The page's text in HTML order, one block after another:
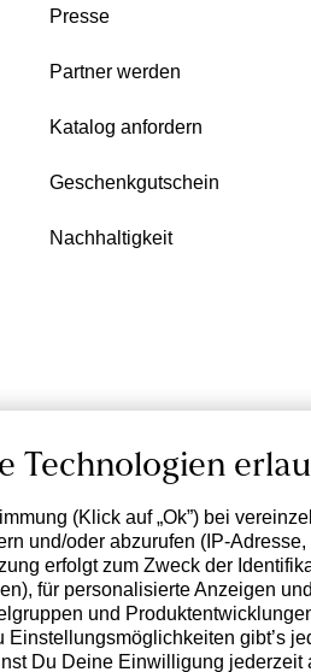
Presse
Partner werden
Katalog anfordern
Geschenkgutschein
Nachhaltigkeit
Technologien
(Klick auf „Ok”) bei
und/oder abzurufen (IP-
erfolgt zum Zweck der
für personalisierte Anzeigen
und
gibt’s
Du Deine Einwilligung jederzeit